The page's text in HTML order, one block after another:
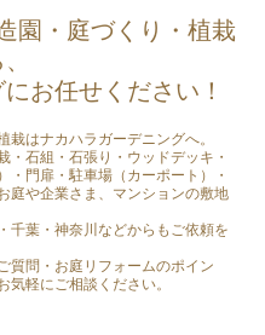
園・庭づくり・植栽
お任せください！
はナカハラガーデニングへ。
・石組・石張り・ウッドデッキ・
・門扉・駐車場（カーポート）・
庭や企業さま、マンションの敷地
千葉・神奈川などからもご依頼を
質問・お庭リフォームのポイン
気軽にご相談ください。